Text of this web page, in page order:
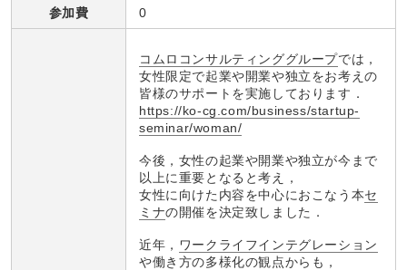
参加費 0
コムロコンサルティンググループでは，
女性限定で起業や開業や独立をお考えの
皆様のサポートを実施しております．
https://ko-cg.com/business/startup-
seminar/woman/
今後，女性の起業や開業や独立が今まで
以上に重要となると考え，
女性に向けた内容を中心におこなう本セ
ミナの開催を決定致しました．
近年， ワークライフインテグレーション
や働き方の多様化の観点からも，